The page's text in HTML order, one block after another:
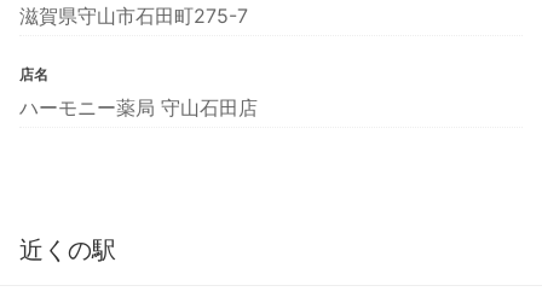
滋賀県守山市石田町275-7
店名
ハーモニー薬局 守山石田店
近くの駅